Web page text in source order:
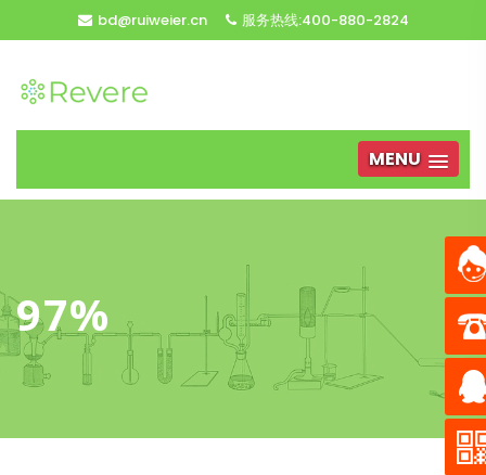
bd@ruiweier.cn 服务热线:400-880-2824
MENU
97%